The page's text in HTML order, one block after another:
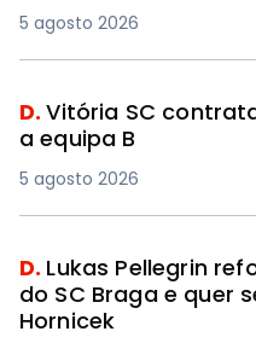
5 agosto 2026
D.Vitória SC
a equipa B
5 agosto 2026
D. Lukas Pellegrin
do SC Braga e quer
Hornicek